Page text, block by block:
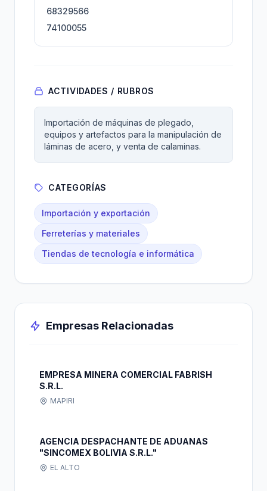
68329566
74100055
ACTIVIDADES / RUBROS
Importación de máquinas de plegado,
equipos y artefactos para la manipulación de
láminas de acero, y venta de calaminas.
CATEGORÍAS
Importación y exportación
Ferreterías y materiales
Tiendas de tecnología e informática
Empresas Relacionadas
EMPRESA MINERA COMERCIAL FABRISH
S.R.L.
MAPIRI
AGENCIA DESPACHANTE DE ADUANAS
"SINCOMEX BOLIVIA S.R.L."
EL ALTO